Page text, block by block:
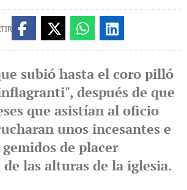
subió hasta el coro pilló
después de que
que asistían al oficio
unos incesantes e
de placer
las alturas de la iglesia.